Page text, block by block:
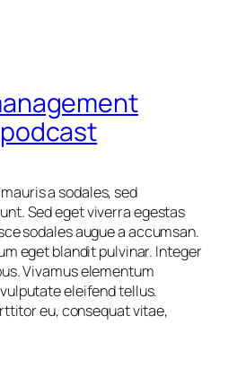
a sodales, sed
Sed eget viverra egestas
sodales augue a accumsan.
eget blandit pulvinar. Integer
Vivamus elementum
eleifend tellus.
eu, consequat vitae,